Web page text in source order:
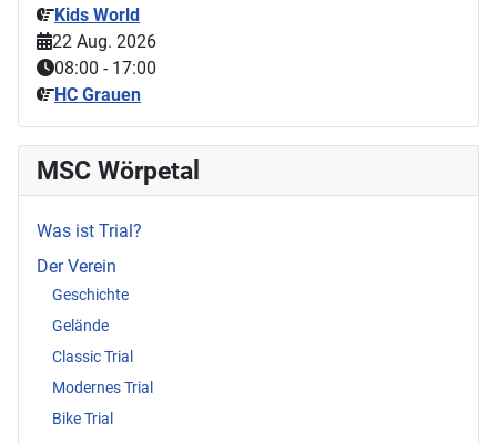
Kids World
22 Aug. 2026
08:00 - 17:00
HC Grauen
MSC Wörpetal
Was ist Trial?
Der Verein
Geschichte
Gelände
Classic Trial
Modernes Trial
Bike Trial